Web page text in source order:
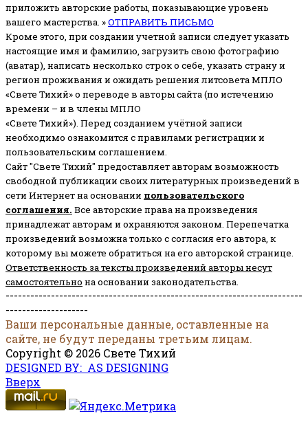
приложить авторские работы, показывающие уровень
вашего мастерства. »ОТПРАВИТЬ ПИСЬМО
Кроме этого, при создании учетной записи следует указать
настоящие имя и фамилию, загрузить свою фотографию
(аватар), написать несколько строк о себе, указать страну и
регион проживания и ожидать решения литсовета МПЛО
«Свете Тихий» о переводе в авторы сайта (по истечению
времени – и в члены МПЛО
«Свете Тихий»). Перед созданием учётной записи
необходимо ознакомится с правилами регистрации и
пользовательским соглашением.
Сайт "Свете Тихий" предоставляет авторам возможность
свободной публикации своих литературных произведений в
сети Интернет на основании пользовательского
соглашения. Все авторские права на произведения
принадлежат авторам и охраняются законом. Перепечатка
произведений возможна только с согласия его автора, к
которому вы можете обратиться на его авторской странице.
Ответственность за тексты произведений авторы несут
самостоятельно на основании законодательства.
------------------------------------------------------------------------
--------------------
Ваши персональные данные, оставленные на
сайте, не будут переданы третьим лицам.
Copyright © 2026 Свете Тихий
DESIGNED BY: AS DESIGNING
Вверх